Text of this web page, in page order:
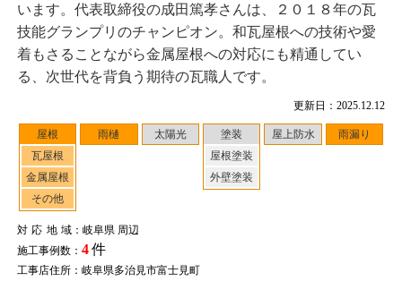
更新日：2025.12.12
屋根
瓦屋根
金属屋根
その他
雨樋 太陽光
塗装
屋根塗装
外壁塗装
屋上防水 雨漏り
対応地域：岐阜県 周辺
施工事例数： 4件
工事店住所：岐阜県多治見市富士見町
います。代表取締役の成田篤孝さんは、２０１８年の瓦
技能グランプリのチャンピオン。和瓦屋根への技術や愛
着もさることながら金属屋根への対応にも精通してい
る、次世代を背負う期待の瓦職人です。